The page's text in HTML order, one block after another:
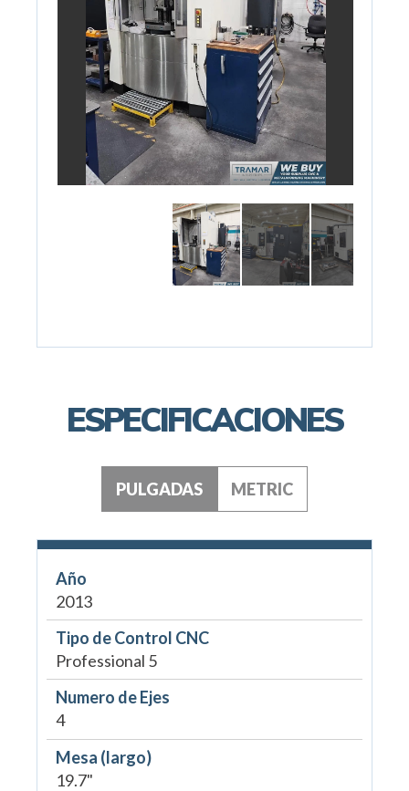
ESPECIFICACIONES
PULGADAS METRIC
Año
2013
Tipo de Control CNC
Professional 5
Numero de Ejes
4
Mesa (largo)
19.7"